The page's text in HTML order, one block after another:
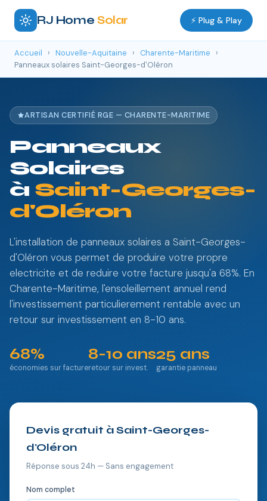
RJ Home Solar ⚡ Plug & Play
Accueil › Nouvelle-Aquitaine › Charente-Maritime
›
Panneaux solaires Saint-Georges-d'Oléron
ARTISAN CERTIFIÉ RGE — CHARENTE-MARITIME
Panneaux
Solaires
à Saint-Georges-
d'Oléron
L'installation de panneaux solaires a Saint-Georges-
d'Oléron vous permet de produire votre propre
electricite et de reduire votre facture jusqu'a 68%. En
Charente-Maritime, l'ensoleillement annuel rend
l'investissement particulierement rentable avec un
retour sur investissement en 8-10 ans.
68%
économies sur facture
8-10 ans
retour sur invest.
25 ans
garantie panneau
Devis gratuit à Saint-Georges-
d'Oléron
Réponse sous 24h — Sans engagement
Nom complet